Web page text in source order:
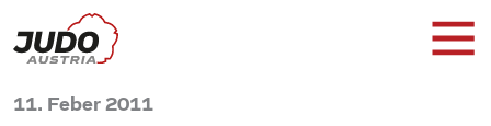
11. Feber 2011